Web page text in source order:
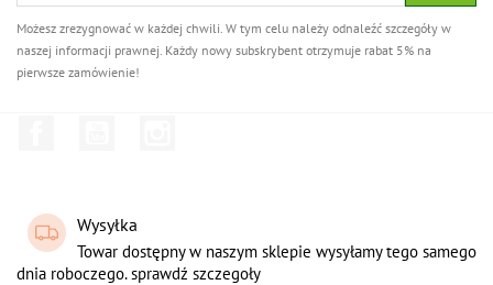
Możesz zrezygnować w każdej chwili. W tym celu należy odnaleźć szczegóły w
naszej informacji prawnej. Każdy nowy subskrybent otrzymuje rabat 5% na
pierwsze zamówienie!
Wysyłka
Towar dostępny w naszym sklepie wysyłamy tego samego
dnia roboczego. sprawdź szczegoły